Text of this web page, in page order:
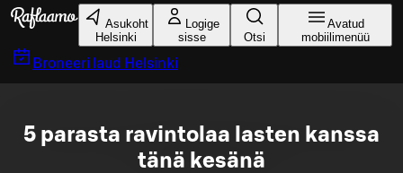
Liigu peamise sisu juurde
Asukoht
Helsinki
Logige
sisse
Otsi
Avatud
mobiilimenüü
Broneeri laud Helsinki
5 parasta ravintolaa lasten kanssa
tänä kesänä